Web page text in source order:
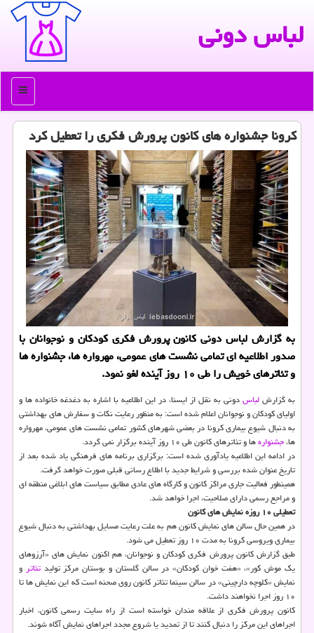
لباس دونی
منو
كرونا جشنواره های كانون پرورش فكری را تعطیل كرد
به گزارش لباس دونی كانون پرورش فكری كودكان و نوجوانان با
صدور اطلاعیه ای تمامی نشست های عمومی، مهرواره ها، جشنواره ها
و تئاترهای خویش را طی ۱۰ روز آینده لغو نمود.
به گزارشلباسدونی به نقل از ایسنا، در این اطلاعیه با اشاره به دغدغه خانواده ها و
اولیای كودكان و نوجوانان اعلام شده است: به منظور رعایت نكات و سفارش های بهداشتی
به دنبال شیوع بیماری كرونا در بعضی شهرهای كشور تمامی نشست های عمومی، مهرواره
ها،جشنوارهها و تئاترهای كانون طی ۱۰ روز آینده برگزار نمی گردد.
در ادامه این اطلاعیه یادآوری شده است: برگزاری برنامه های فرهنگی یاد شده بعد از
تاریخ عنوان شده بررسی و شرایط جدید با اطلاع رسانی قبلی صورت خواهد گرفت.
همینطور فعالیت جاری مراكز كانون و كارگاه های عادی مطابق سیاست های ابلاغی منطقه ای
و مراجع رسمی دارای صلاحیت، اجرا خواهد شد.
تعطیلی ۱۰ روزه نمایش های كانون
در همین حال سالن های نمایش كانون هم به علت رعایت مسایل بهداشتی به دنبال شیوع
بیماری ویروسی كرونا به مدت ۱۰ روز تعطیل می شود.
طبق گزارش كانون پرورش فكری كودكان و نوجوانان، هم اكنون نمایش های «آرزوهای
یك موش كور»، «هفت خوان كودكان» در سالن گلستان و بوستان مركز تولیدتئاتر و
نمایش «كلوچه دارچینی» در سالن سینما تئاتر كانون روی صحنه است كه این نمایش ها تا
۱۰ روز اجرا نخواهند داشت.
كانون پرورش فكری از علاقه مندان خواسته است از راه سایت رسمی كانون، اخبار
اجراهای این مركز را دنبال كنند تا از تمدید یا شروع مجدد اجراهای نمایش آگاه شوند.